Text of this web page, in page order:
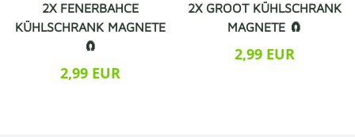
2X FENERBAHCE
KÜHLSCHRANK MAGNETE
🧲
2,99 EUR
2X GROOT KÜHLSCHRANK
MAGNETE 🧲
2,99 EUR